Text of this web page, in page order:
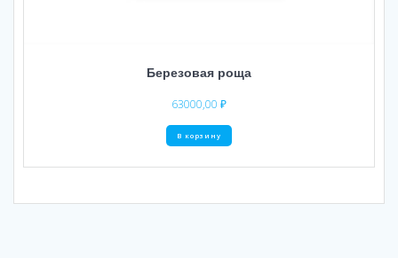
Березовая роща
63000,00 ₽
В корзину